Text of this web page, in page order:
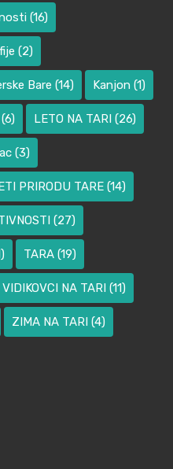
(16)
(2)
Bare (14) Kanjon (1)
(6) LETO NA TARI (26)
(3)
PRIRODU TARE (14)
(27)
TARA (19)
VIDIKOVCI NA TARI (11)
ZIMA NA TARI (4)